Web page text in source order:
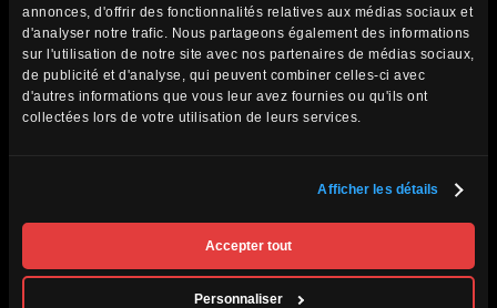
annonces, d'offrir des fonctionnalités relatives aux médias sociaux et
d'analyser notre trafic. Nous partageons également des informations
sur l'utilisation de notre site avec nos partenaires de médias sociaux,
de publicité et d'analyse, qui peuvent combiner celles-ci avec
d'autres informations que vous leur avez fournies ou qu'ils ont
collectées lors de votre utilisation de leurs services.
Afficher les détails
Accepter tout
Personnaliser
26 juin 2024
Publié par
Politique de renseignements personnels
L’agence
Permis d'agence de voyage du Québec #750421 | Tous droits réservés ©
2026 Passion Monde.